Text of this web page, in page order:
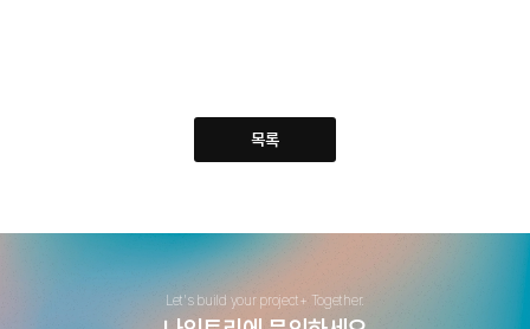
목록
Let's build your project+ Together.